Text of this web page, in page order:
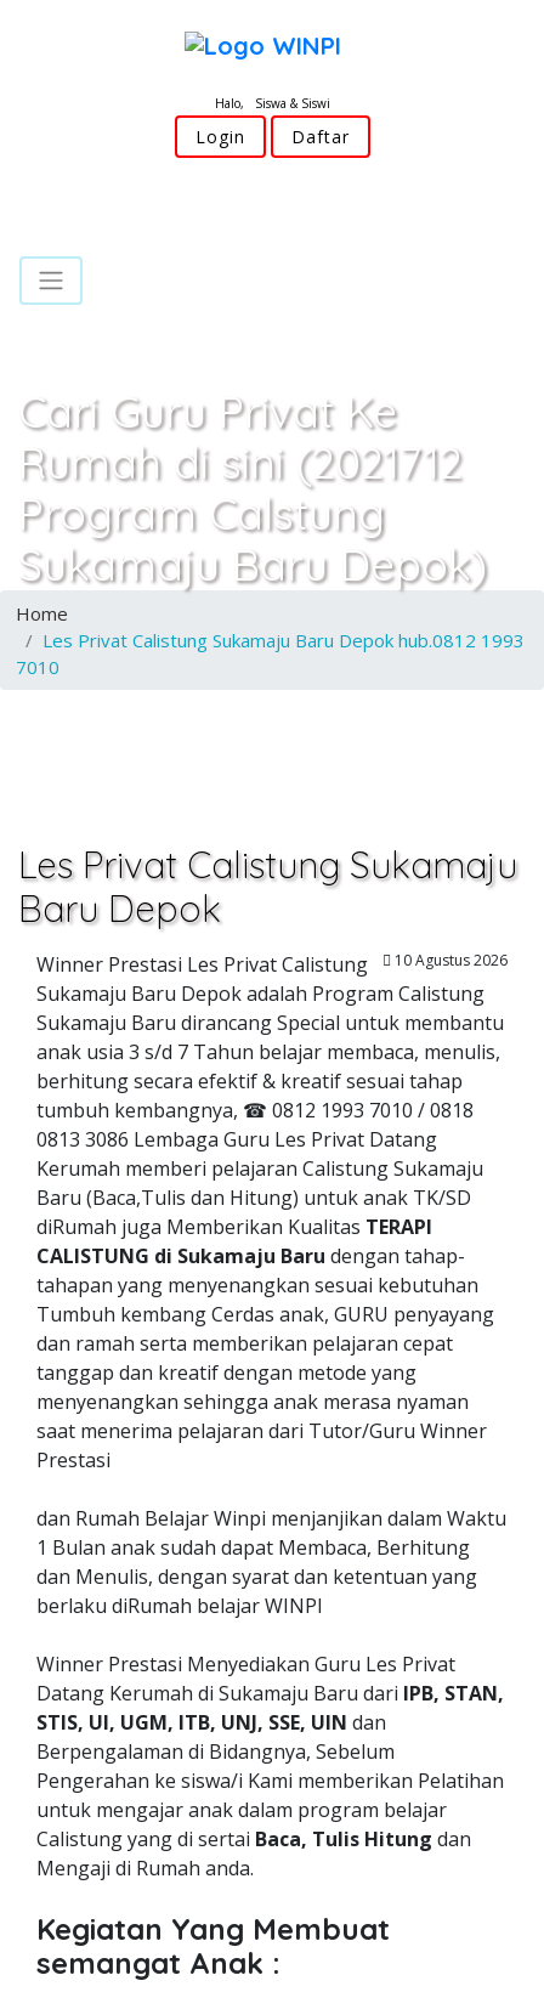
Halo, Siswa & Siswi
Login Daftar
Cari Guru Privat Ke
Rumah di sini (2021712
Program Calstung
Sukamaju Baru Depok)
Home
Les Privat Calistung Sukamaju Baru Depok hub.0812 1993
7010
Les Privat Calistung Sukamaju
Baru Depok
10 Agustus 2026
Winner Prestasi Les Privat Calistung
Sukamaju Baru Depok adalah Program Calistung
Sukamaju Baru dirancang Special untuk membantu
anak usia 3 s/d 7 Tahun belajar membaca, menulis,
berhitung secara efektif & kreatif sesuai tahap
tumbuh kembangnya, ☎ 0812 1993 7010 / 0818
0813 3086 Lembaga Guru Les Privat Datang
Kerumah memberi pelajaran Calistung Sukamaju
Baru (Baca,Tulis dan Hitung) untuk anak TK/SD
diRumah juga Memberikan Kualitas TERAPI
CALISTUNG di Sukamaju Baru dengan tahap-
tahapan yang menyenangkan sesuai kebutuhan
Tumbuh kembang Cerdas anak, GURU penyayang
dan ramah serta memberikan pelajaran cepat
tanggap dan kreatif dengan metode yang
menyenangkan sehingga anak merasa nyaman
saat menerima pelajaran dari Tutor/Guru Winner
Prestasi
dan Rumah Belajar Winpi menjanjikan dalam Waktu
1 Bulan anak sudah dapat Membaca, Berhitung
dan Menulis, dengan syarat dan ketentuan yang
berlaku diRumah belajar WINPI
Winner Prestasi Menyediakan Guru Les Privat
Datang Kerumah di Sukamaju Baru dari IPB, STAN,
STIS, UI, UGM, ITB, UNJ, SSE, UIN dan
Berpengalaman di Bidangnya, Sebelum
Pengerahan ke siswa/i Kami memberikan Pelatihan
untuk mengajar anak dalam program belajar
Calistung yang di sertai Baca, Tulis Hitung dan
Mengaji di Rumah anda.
Kegiatan Yang Membuat
semangat Anak :